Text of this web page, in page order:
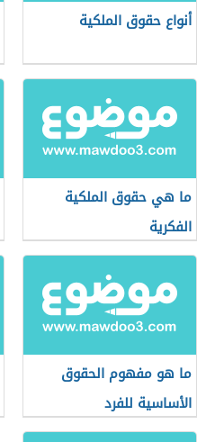
أنواع حقوق الملكية
ما هي حقوق الملكية
الفكرية
ما هو مفهوم الحقوق
الأساسية للفرد